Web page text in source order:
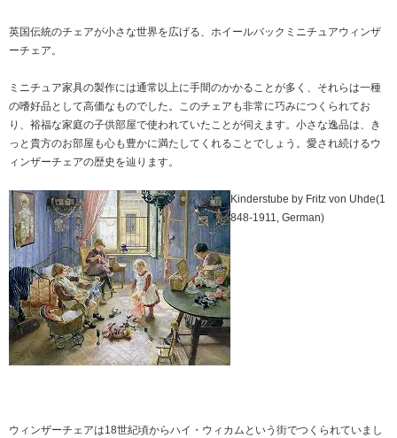
英国伝統のチェアが小さな世界を広げる、ホイールバックミニチュアウィンザ
ーチェア。
ミニチュア家具の製作には通常以上に手間のかかることが多く、それらは一種
の嗜好品として高価なものでした。このチェアも非常に巧みにつくられてお
り、裕福な家庭の子供部屋で使われていたことが伺えます。小さな逸品は、き
っと貴方のお部屋も心も豊かに満たしてくれることでしょう。愛され続けるウ
ィンザーチェアの歴史を辿ります。
Kinderstube by Fritz von Uhde(1
848-1911, German)
ウィンザーチェアは18世紀頃からハイ・ウィカムという街でつくられていまし